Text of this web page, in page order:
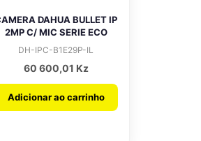
DAHUA BULLET IP
2MP C/ MIC SERIE ECO
DH-IPC-B1E29P-IL
60 600,01 Kz
Adicionar ao carrinho